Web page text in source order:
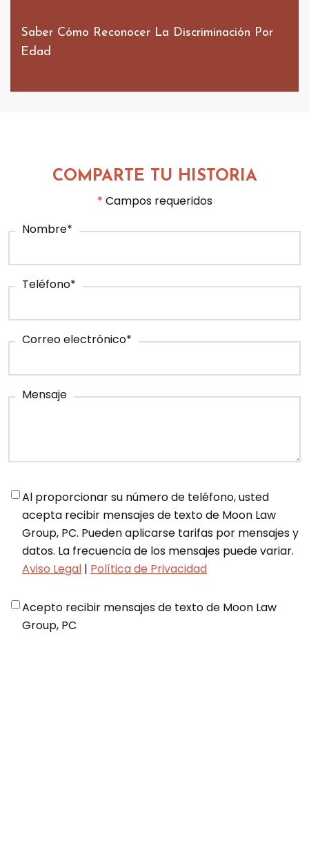
Saber Cómo Reconocer La Discriminación Por
Edad
COMPARTE TU HISTORIA
* Campos requeridos
Nombre*
Teléfono*
Correo electrónico*
Mensaje
Al proporcionar su número de teléfono, usted
acepta recibir mensajes de texto de Moon Law
Group, PC. Pueden aplicarse tarifas por mensajes y
datos. La frecuencia de los mensajes puede variar.
Aviso Legal | Política de Privacidad
Acepto recibir mensajes de texto de Moon Law
Group, PC